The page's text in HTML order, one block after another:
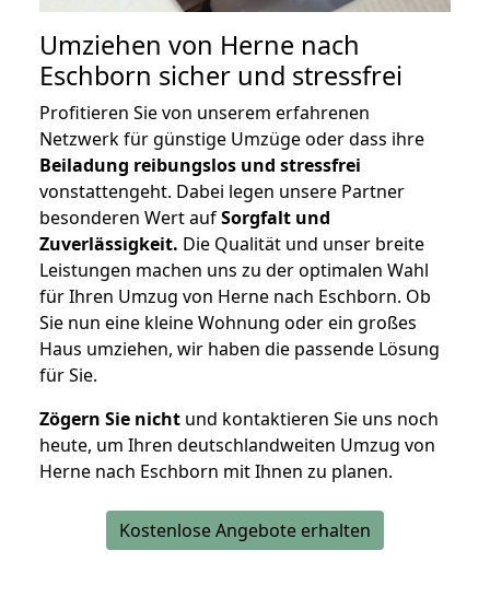
Umziehen von Herne nach
Eschborn sicher und stressfrei
Profitieren Sie von unserem erfahrenen
Netzwerk für günstige Umzüge oder dass ihre
Beiladung reibungslos und stressfrei
vonstattengeht. Dabei legen unsere Partner
besonderen Wert aufSorgfalt und
Zuverlässigkeit. Die Qualität und unser breite
Leistungen machen uns zu der optimalen Wahl
für Ihren Umzug von Herne nach Eschborn. Ob
Sie nun eine kleine Wohnung oder ein großes
Haus umziehen, wir haben die passende Lösung
für Sie.
Zögern Sie nicht und kontaktieren Sie uns noch
heute, um Ihren deutschlandweiten Umzug von
Herne nach Eschborn mit Ihnen zu planen.
Kostenlose Angebote erhalten